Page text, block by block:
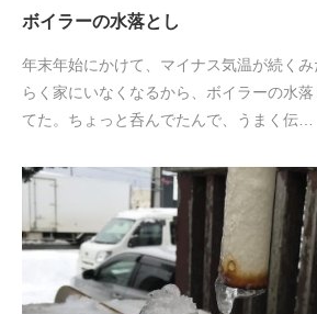
ボイラーの水落とし
年末年始にかけて、マイナス気温が続く
らく家にいなくなるから、ボイラーの水
てた。ちょっと呑んでたんで、うまく伝…